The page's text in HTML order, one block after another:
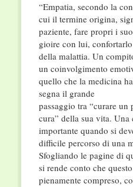
“Empatia, secondo la
cui il termine origina,
paziente, fare propri i
gioire con lui,
della malattia. Un
un coinvolgimento
quello che la medicina
segna il grande
passaggio tra “curare un
cura” della sua vita.
importante quando si
difficile percorso di una
Sfogliando le pagine di
si rende conto che
pienamente compreso,